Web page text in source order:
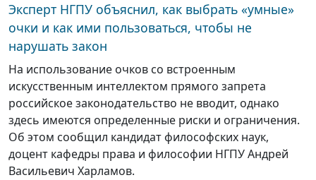
Эксперт НГПУ объяснил, как выбрать «умные»
очки и как ими пользоваться, чтобы не
нарушать закон
На использование очков со встроенным
искусственным интеллектом прямого запрета
российское законодательство не вводит, однако
здесь имеются определенные риски и ограничения.
Об этом сообщил кандидат философских наук,
доцент кафедры права и философии НГПУ Андрей
Васильевич Харламов.